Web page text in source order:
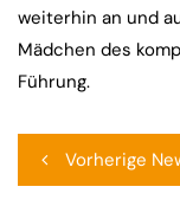
weiterhin an und
Mädchen des
Führung.
Vorherige